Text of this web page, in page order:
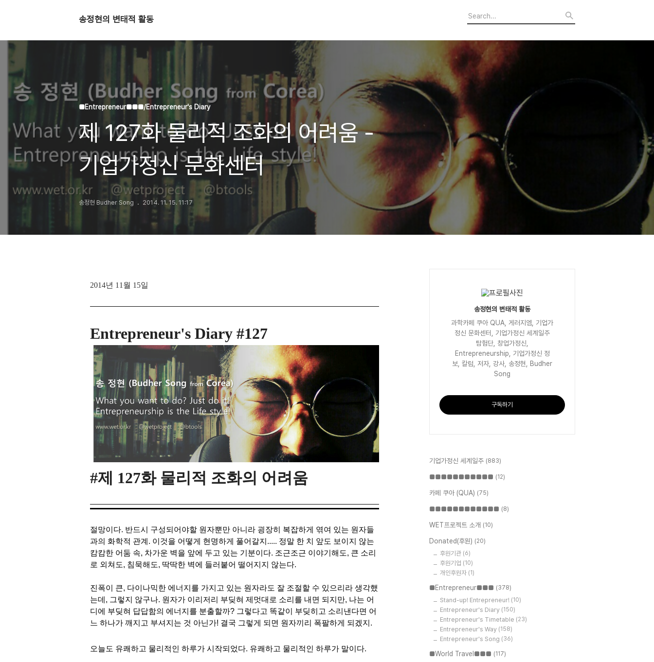
송정현의 변태적 활동
■Entrepreneur■■■/Entrepreneur's Diary
제 127화 물리적 조화의 어려움 -
기업가정신 문화센터
송정현 Budher Song 2014. 11. 15. 11:17
2014년 11월 15일
Entrepreneur's Diary #127
#제 127화 물리적 조화의 어려움
절망이다. 반드시 구성되어야할 원자뿐만 아니라 굉장히 복잡하게 엮여 있는 원자들
과의 화학적 관계. 이것을 어떻게 현명하게 풀어갈지..... 정말 한 치 앞도 보이지 않는
캄캄한 어둠 속, 차가운 벽을 앞에 두고 있는 기분이다. 조근조근 이야기해도, 큰 소리
로 외쳐도, 침묵해도, 딱딱한 벽에 들러붙어 떨어지지 않는다.
진폭이 큰, 다이나믹한 에너지를 가지고 있는 원자라도 잘 조절할 수 있으리라 생각했
는데, 그렇지 않구나. 원자가 이리저리 부딪혀 제멋대로 소리를 내면 되지만, 나는 어
디에 부딪혀 답답함의 에너지를 분출할까? 그렇다고 똑같이 부딪히고 소리낸다면 어
느 하나가 깨지고 부셔지는 것 아닌가! 결국 그렇게 되면 원자끼리 폭팔하게 되겠지.
오늘도 유쾌하고 물리적인 하루가 시작되었다. 유쾌하고 물리적인 하루가 말이다.
송정현의 변태적 활동
과학카페 쿠아 QUA, 게러지엠, 기업가
정신 문화센터, 기업가정신 세계일주
탐험단, 창업가정신,
Entrepreneurship, 기업가정신 정
보, 칼럼, 저자, 강사, 송정현, Budher
Song
구독하기
기업가정신 세계일주 (883)
■■■■■■■■■■■ (12)
카페 쿠아 (QUA) (75)
■■■■■■■■■■■■ (8)
WET프로젝트 소개 (10)
Donated(후원) (20)
후원기관 (6)
후원기업 (10)
개인후원자 (1)
■Entrepreneur■■■ (378)
Stand-up! Entrepreneur! (10)
Entrepreneur's Diary (150)
Entrepreneur's Timetable (23)
Entrepreneur's Way (158)
Entrepreneur's Song (36)
■World Travel■■■ (117)